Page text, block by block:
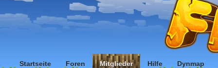
Startseite Foren Mitglieder Hilfe Dynmap